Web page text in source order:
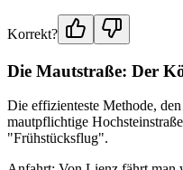
Korrekt?
Die Mautstraße: Der
Die effizienteste Methode,
mautpflichtige
"Frühstücksflug".